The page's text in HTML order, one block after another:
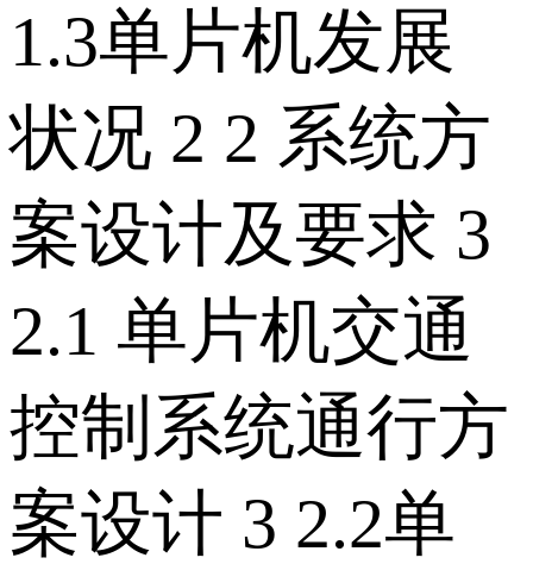
1.3单片机发展
状况 2 2 系统方
案设计及要求 3
2.1 单片机交通
控制系统通行方
案设计 3 2.2单